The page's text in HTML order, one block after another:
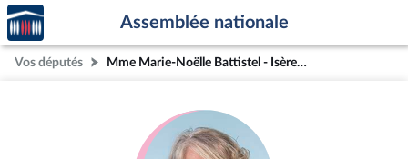
Aller au contenu
Aller en bas de la page
Accèder
à la
page
d'accueil
Assemblée nationale
Vos députés Mme Marie-Noëlle Battistel - Isère (4e circonscription)